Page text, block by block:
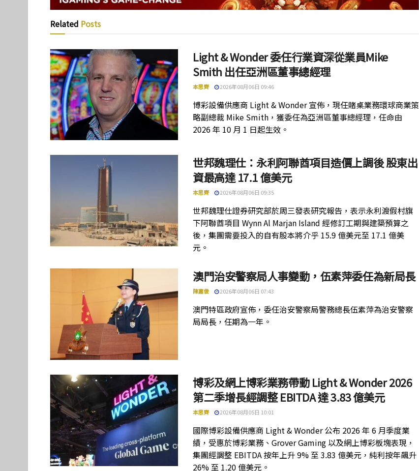
Related Posts
Light & Wonder 委任行業資深從業員Mike
Smith 出任亞洲區董事總經理
本思齊 2026年08月06日 09:46
博彩設備供應商 Light & Wonder 宣佈，現任賭桌業務環球商業策
略副總裁 Mike Smith，獲委任為亞洲區董事總經理，任命由
2026 年 10 月 1 日起生效。
世邦魏理仕：永利阿聯酋項目造價上調後 股東出
資最高達 17.1 億美元
本思齊 2026年08月06日 09:35
世邦魏理仕證券研究部於周三發表研究報告，表示永利渡假村旗
下阿聯酋項目 Wynn Al Marjan Island 經修訂工期與建築預算之
後，集團需要投入的自有股本將介乎 15.9 億美元至 17.1 億美
元。
澳門治安警察局人事變動，伍素萍委任為新局長
陳嘉俊 2026年08月06日 07:43
澳門特區政府宣佈，委任治安警察局警務總長伍素萍為治安警察
局局長，任期為一年。
博彩及網上博彩業務帶動 Light & Wonder 2026
第二季增長經調整 EBITDA 達 3.83 億美元
本思齊 2026年08月05日 10:01
國際博彩設備供應商 Light & Wonder 公布 2026 年 6 月季度業
績，受惠於博彩業務、Grover Gaming 以及網上博彩板塊表現，
集團經調整 EBITDA 按年上升 9% 至 3.83 億美元，純利按年飆升
26% 至 1.20 億美元。